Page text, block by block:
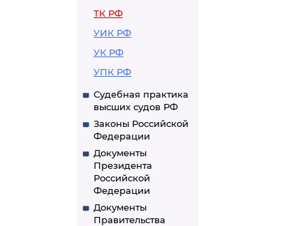
ТК РФ
УИК РФ
УК РФ
УПК РФ
Судебная практика
высших судов РФ
Законы Российской
Федерации
Документы
Президента
Российской
Федерации
Документы
Правительства